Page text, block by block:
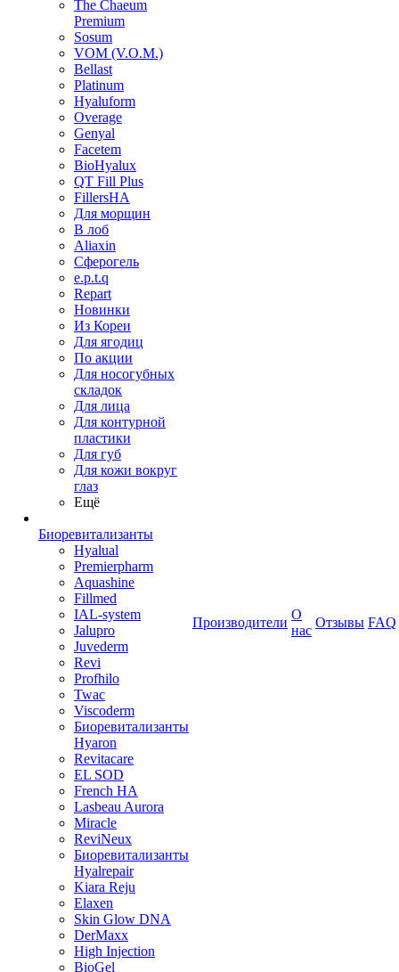
The Chaeum
Premium
Sosum
VOM (V.O.M.)
Bellast
Platinum
Hyaluform
Overage
Genyal
Facetem
BioHyalux
QT Fill Plus
FillersHA
Для морщин
В лоб
Aliaxin
Сферогель
e.p.t.q
Repart
Новинки
Из Кореи
Для ягодиц
По акции
Для носогубных
складок
Для лица
Для контурной
пластики
Для губ
Для кожи вокруг
глаз
Ещё
Биоревитализанты
Hyalual
Premierpharm
Aquashine
Fillmed
IAL-system
Jalupro
Juvederm
Revi
Profhilo
Twac
Viscoderm
Биоревитализанты
Hyaron
Revitacare
EL SOD
French HA
Lasbeau Aurora
Miracle
ReviNeux
Биоревитализанты
Hyalrepair
Kiara Reju
Elaxen
Skin Glow DNA
DerMaxx
High Injection
BioGel
Производители
О
нас
Отзывы FAQ